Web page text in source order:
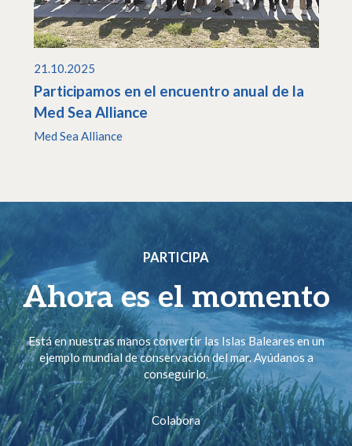
21.10.2025
Participamos en el encuentro anual de la
Med Sea Alliance
Med Sea Alliance
PARTICIPA
Ahora es el momento
Está en nuestras manos convertir las Islas Baleares en un
ejemplo mundial de conservación del mar. Ayúdanos a
conseguirlo.
Colabora